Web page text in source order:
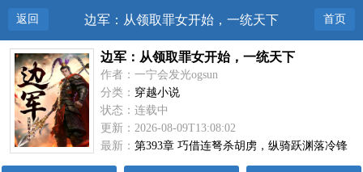
返回 边军：从领取罪女开始，一统天下 首页
边军：从领取罪女开始，一统天下
作者：一宁会发光ogsun
分类： 穿越小说
状态：连载中
更新：2026-08-09T13:08:02
最新：第393章 巧借连弩杀胡虏，纵骑跃渊落冷锋